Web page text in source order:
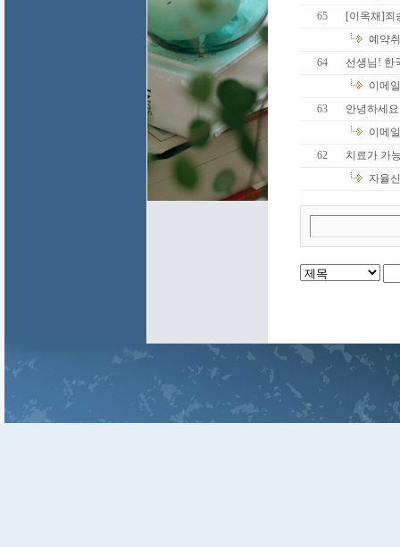
65
[이옥채]죄
예약
64
선생님! 한
이메
63
안녕하세
이메
62
치료가 가
자율